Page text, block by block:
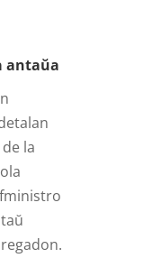
antaŭa
la